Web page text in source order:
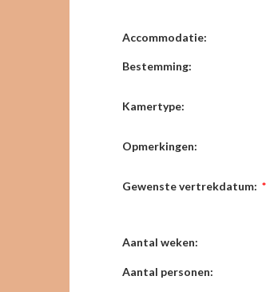
Accommodatie:
Bestemming:
Kamertype:
Opmerkingen:
Gewenste vertrekdatum: *
Aantal weken:
Aantal personen: